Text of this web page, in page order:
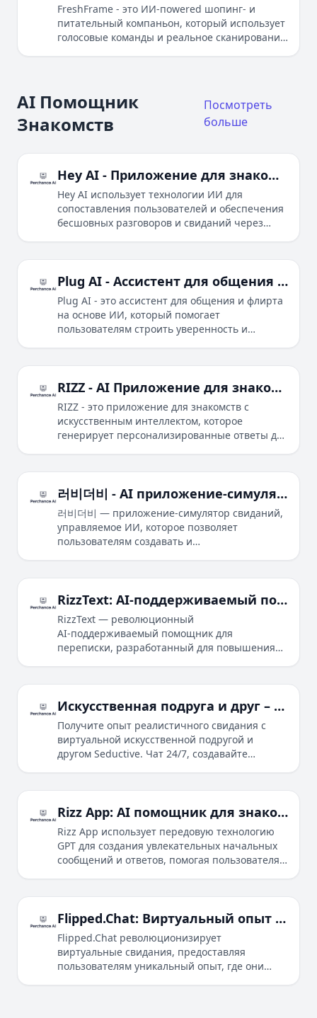
FreshFrame - это ИИ-пowered шопинг- и
питательный компаньон, который использует
голосовые команды и реальное сканирование
AI Помощник
Знакомств
Посмотреть
больше
Hey AI - Приложение для знакомств с ИИ для серьезных знакомств
Hey AI использует технологии ИИ для
сопоставления пользователей и обеспечения
бесшовных разговоров и свиданий через
Plug AI - Ассистент для общения и флирта на основе ИИ
Plug AI - это ассистент для общения и флирта
на основе ИИ, который помогает
пользователям строить уверенность и
RIZZ - AI Приложение для знакомств для лучших разговоров
RIZZ - это приложение для знакомств с
искусственным интеллектом, которое
генерирует персонализированные ответы для
러비더비 - AI приложение-симулятор свиданий
러비더비 — приложение-симулятор свиданий,
управляемое ИИ, которое позволяет
пользователям создавать и
линии.
RizzText: AI‑поддерживаемый помощник для переписки, обеспечивающий успех в знакомствах
RizzText — революционный
AI‑поддерживаемый помощник для
переписки, разработанный для повышения
ответов, анализ эмоционального тона
сообщений и оптимизацию ваших профилей
для знакомств.
Искусственная подруга и друг – AI-чат 24/7 | Seductive
Получите опыт реалистичного свидания с
виртуальной искусственной подругой и
другом Seductive. Чат 24/7, создавайте
Rizz App: AI помощник для знакомств
Rizz App использует передовую технологию
GPT для создания увлекательных начальных
сообщений и ответов, помогая пользователям
Flipped.Chat: Виртуальный опыт свиданий, управляемый ИИ
Flipped.Chat революционизирует
виртуальные свидания, предоставляя
пользователям уникальный опыт, где они